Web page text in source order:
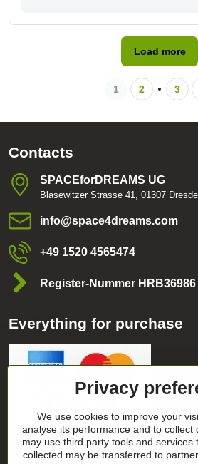
Load more
1 2 3
Contacts
SPACEforDREAMS UG
Blasewitzer Strasse 41, 01307
info​@space4dreams​.com
+49 1520 4565474
Register-Nummer HRB36986
Everything for purchase
Categories
Privacy
We use cookies to improve your
analyse its performance and to collect
may use third party tools and services
collected may be transferred to